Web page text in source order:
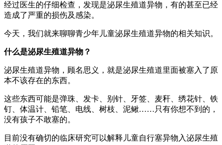
经过医生的仔细检查，发现是泌尿生殖道异物，有的甚至已经
造成了严重的损伤及感染。
今天，我们就来聊聊青少年儿童泌尿生殖道异物的相关知识。
什么是泌尿生殖道异物？
泌尿生殖道异物，顾名思义，就是泌尿生殖道里面被塞入了原
本不该存在的东西。
这些东西可能是弹珠、发卡、别针、牙签、麦秆、绣花针、铁
钉、体温计、铅笔、电线、树枝、泥鳅……只有你想不到的，
没有孩子不敢塞的。
目前没有确切的临床研究可以解释儿童自行塞异物入泌尿生殖